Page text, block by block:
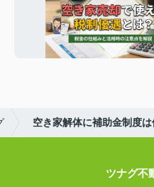
空き家解体に補助金制度
ツナグ不